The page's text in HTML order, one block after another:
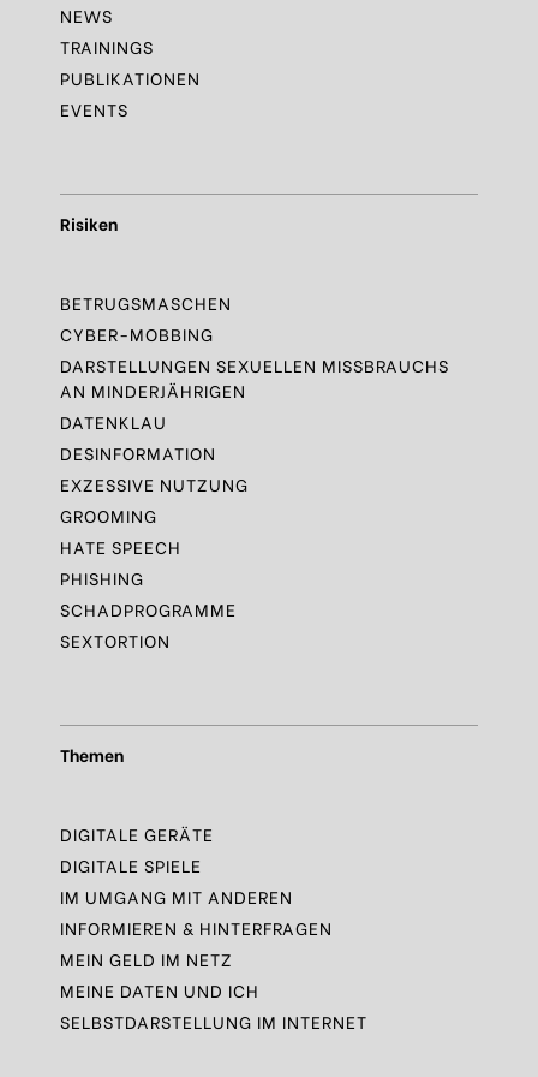
NEWS
TRAININGS
PUBLIKATIONEN
EVENTS
Risiken
BETRUGSMASCHEN
CYBER-MOBBING
DARSTELLUNGEN SEXUELLEN MISSBRAUCHS
AN MINDERJÄHRIGEN
DATENKLAU
DESINFORMATION
EXZESSIVE NUTZUNG
GROOMING
HATE SPEECH
PHISHING
SCHADPROGRAMME
SEXTORTION
Themen
DIGITALE GERÄTE
DIGITALE SPIELE
IM UMGANG MIT ANDEREN
INFORMIEREN & HINTERFRAGEN
MEIN GELD IM NETZ
MEINE DATEN UND ICH
SELBSTDARSTELLUNG IM INTERNET